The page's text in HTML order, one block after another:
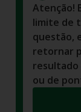
Atenção!
limite de
questão,
retornar
resultado
ou de